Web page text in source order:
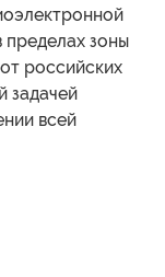
пределах зоны
российских
задачей
всей